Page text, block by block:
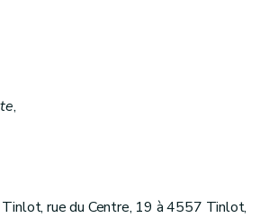
,
Tinlot, rue du Centre, 19 à 4557 Tinlot,